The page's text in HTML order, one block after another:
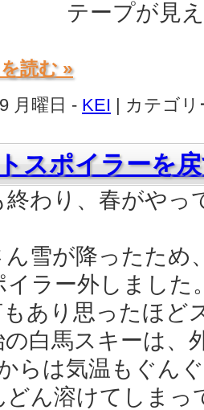
テープが見
読む »
月曜日 - KEI | カテゴ
スポイラーを
終わり、春がやっ
雪が降ったため
イラー外しました
あり思ったほど
白馬スキーは、
らは気温もぐん
どん溶けてしまっ